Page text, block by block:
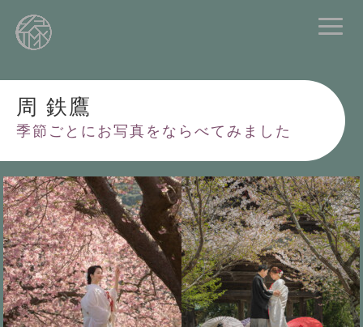
周 鉄鷹
季節ごとにお写真をならべてみました